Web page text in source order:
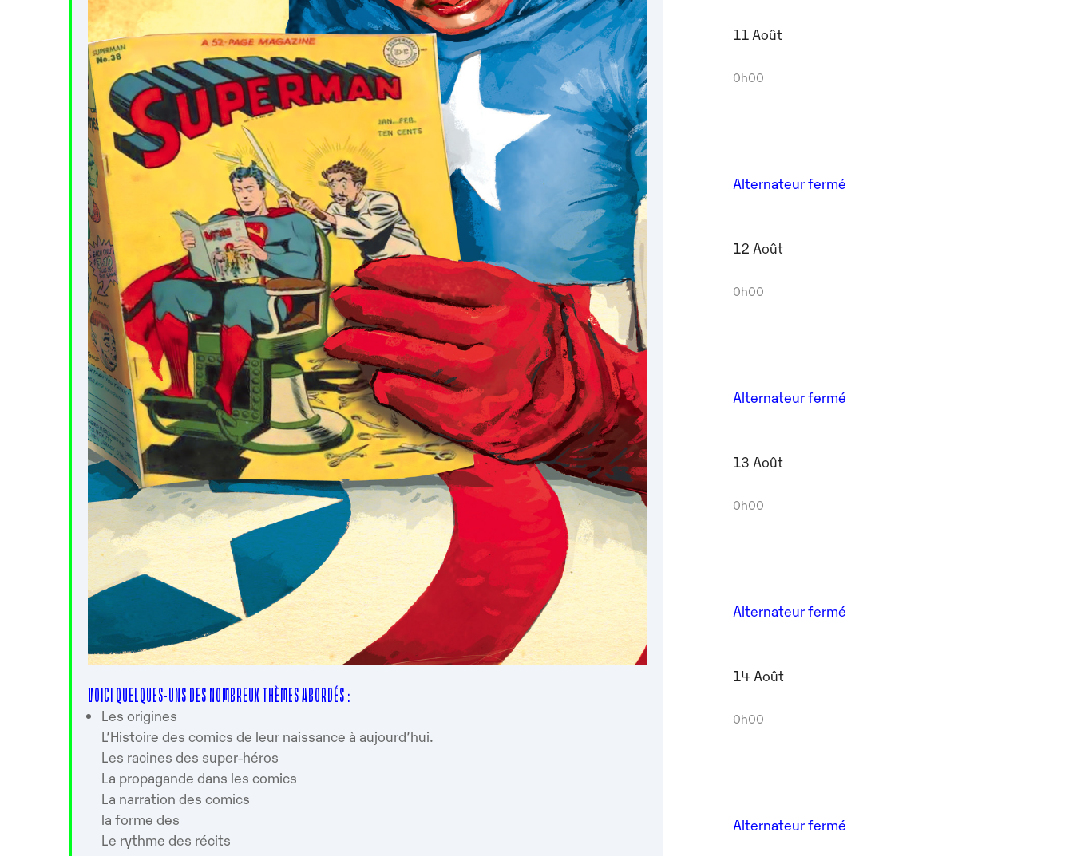
VOICI QUELQUES-UNS DES NOMBREUX THÈMES ABORDÉS :
Les origines
L’Histoire des comics de leur naissance à aujourd’hui.
Les racines des super-héros
La propagande dans les comics
La narration des comics
la forme des
Le rythme des récits
11 Août
0h00
Alternateur fermé
12 Août
0h00
Alternateur fermé
13 Août
0h00
Alternateur fermé
14 Août
0h00
Alternateur fermé